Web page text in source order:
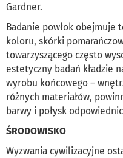
Gardner.
Badanie powłok obejmuje
koloru, skórki
towarzyszącego często
estetyczny badań kładzie
wyrobu końcowego –
różnych materiałów,
barwy i połysk
ŚRODOWISKO
Wyzwania cywilizacyjne